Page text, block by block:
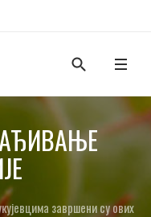
завршени су ових